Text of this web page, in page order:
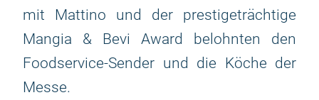
mit Mattino und der prestigeträchtige
Mangia & Bevi Award belohnten den
Foodservice-Sender und die Köche der
Messe.